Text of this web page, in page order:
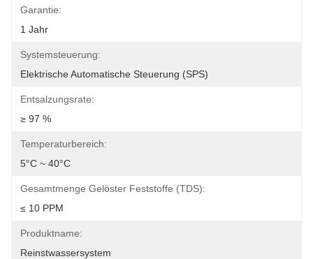
Garantie:
1 Jahr
Systemsteuerung:
Elektrische Automatische Steuerung (SPS)
Entsalzungsrate:
≥ 97 %
Temperaturbereich:
5°C ~ 40°C
Gesamtmenge Gelöster Feststoffe (TDS):
≤ 10 PPM
Produktname:
Reinstwassersystem